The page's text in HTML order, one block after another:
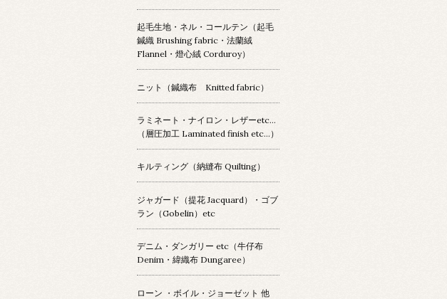
起毛生地・ネル・コールテン（起毛
鍼織 Brushing fabric・法蘭絨
Flannel・燈心絨 Corduroy）
ニット（鍼織布 Knitted fabric）
ラミネート・ナイロン・レザーetc…
（層圧加工 Laminated finish etc…）
キルティング（納縫布 Quilting）
ジャガード（提花 Jacquard）・ゴブ
ラン（Gobelin）etc
デニム・ダンガリー etc（牛仔布
Denim・緯織布 Dungaree）
ローン ・ボイル・ジョーゼット 他